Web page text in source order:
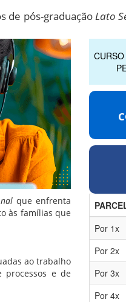
de pós-graduaçãoLato
que enfrenta
às famílias que
ao trabalho
processos e de
Por 1x
Por 2x
Por 3x
Por 4x